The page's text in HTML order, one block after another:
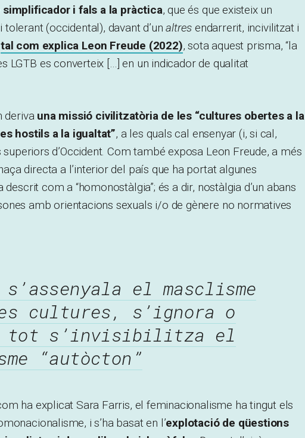
i fals a la pràctica, que és que existeix un
tolerant (occidental), davant d’unaltres endarrerit, incivilitzat i
tal com explica Leon Freude (2022), sota aquest prisma, “la
LGTB es converteix […] en un indicador de qualitat
deriva una missió civilitzatòria de les “cultures obertes a la
hostils a la igualtat”, a les quals cal ensenyar (i, si cal,
d’Occident. Com també exposa Leon Freude, a més
directa a l’interior del país que ha portat algunes
descrit com a “homonostàlgia”; és a dir, nostàlgia d’un abans
amb orientacions sexuals i/o de gènere no normatives
s’assenyala el masclisme
cultures, s’ignora o
s’invisibilitza el
“autòcton”
ha explicat Sara Farris, el feminacionalisme ha tingut els
i s’ha basat en l’explotació de qüestions